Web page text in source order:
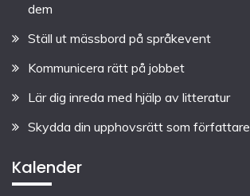
dem
Ställ ut mässbord på språkevent
Kommunicera rätt på jobbet
Lär dig inreda med hjälp av litteratur
Skydda din upphovsrätt som författare
Kalender